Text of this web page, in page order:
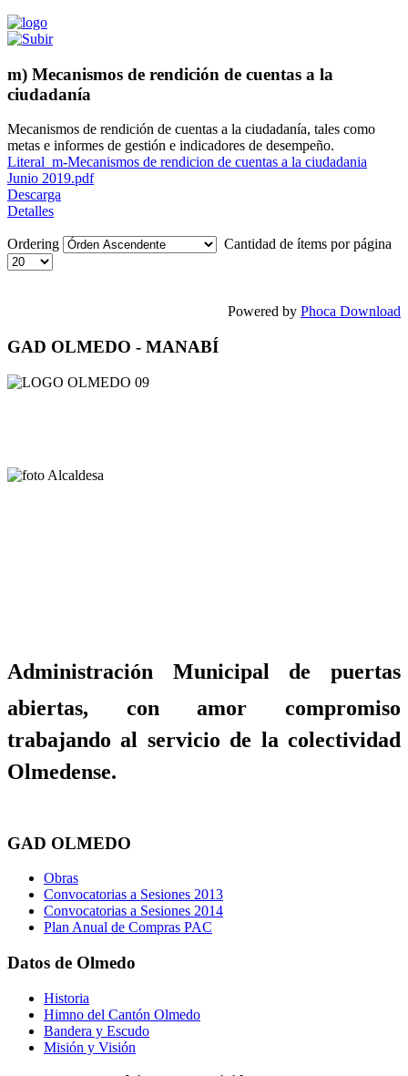
m) Mecanismos de rendición de cuentas a la
ciudadanía
Mecanismos de rendición de cuentas a la ciudadanía, tales como
metas e informes de gestión e indicadores de desempeño.
Literal_m-Mecanismos de rendicion de cuentas a la ciudadania
Junio 2019.pdf
Descarga
Detalles
Ordering Cantidad de ítems por página
Powered by Phoca Download
GAD OLMEDO - MANABÍ
Administración Municipal de puertas
abiertas, con amor compromiso
trabajando al servicio de la colectividad
Olmedense.
GAD OLMEDO
Obras
Convocatorias a Sesiones 2013
Convocatorias a Sesiones 2014
Plan Anual de Compras PAC
Datos de Olmedo
Historia
Himno del Cantón Olmedo
Bandera y Escudo
Misión y Visión